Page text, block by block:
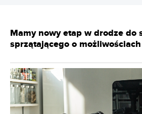
Mamy nowy etap w drodze do
sprzątającego o możliwościach